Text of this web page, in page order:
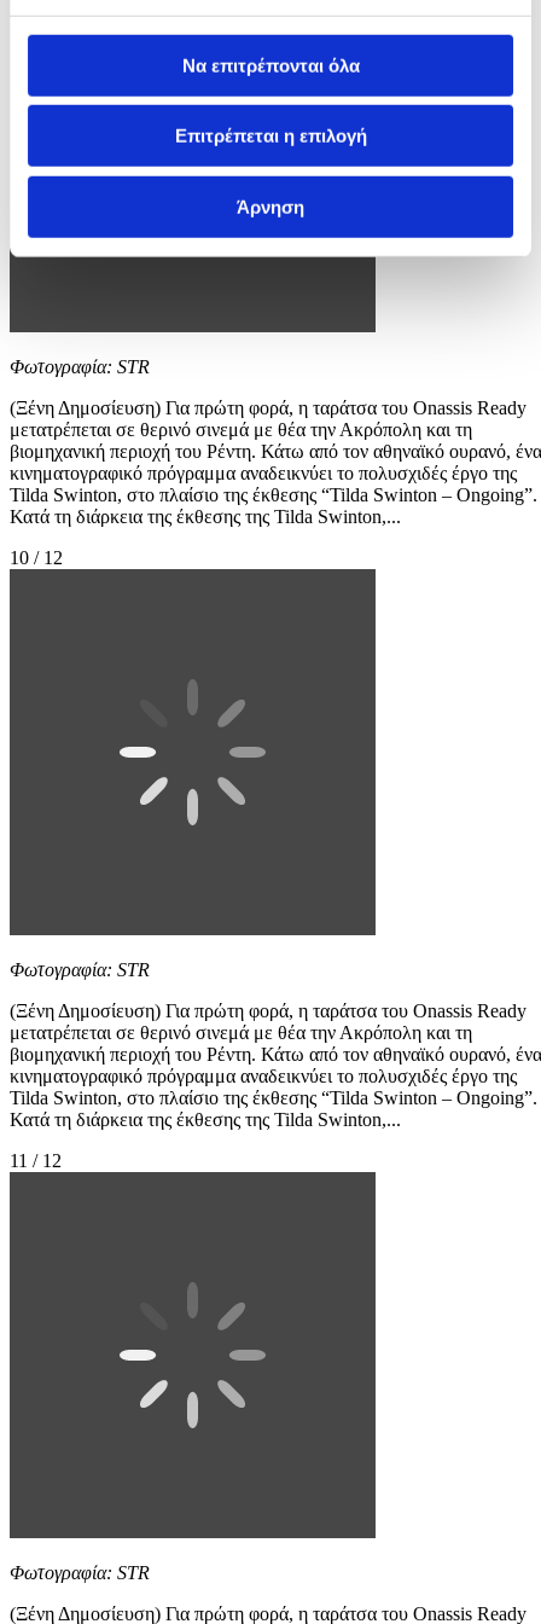
Να επιτρέπονται όλα
Επιτρέπεται η επιλογή
Άρνηση
Φωτογραφία: STR
(Ξένη Δημοσίευση) Για πρώτη φορά, η ταράτσα του Onassis Ready
μετατρέπεται σε θερινό σινεμά με θέα την Ακρόπολη και τη
βιομηχανική περιοχή του Ρέντη. Κάτω από τον αθηναϊκό ουρανό, ένα
κινηματογραφικό πρόγραμμα αναδεικνύει το πολυσχιδές έργο της
Tilda Swinton, στο πλαίσιο της έκθεσης “Tilda Swinton – Ongoing”.
Κατά τη διάρκεια της έκθεσης της Tilda Swinton,...
10 / 12
Φωτογραφία: STR
(Ξένη Δημοσίευση) Για πρώτη φορά, η ταράτσα του Onassis Ready
μετατρέπεται σε θερινό σινεμά με θέα την Ακρόπολη και τη
βιομηχανική περιοχή του Ρέντη. Κάτω από τον αθηναϊκό ουρανό, ένα
κινηματογραφικό πρόγραμμα αναδεικνύει το πολυσχιδές έργο της
Tilda Swinton, στο πλαίσιο της έκθεσης “Tilda Swinton – Ongoing”.
Κατά τη διάρκεια της έκθεσης της Tilda Swinton,...
11 / 12
Φωτογραφία: STR
(Ξένη Δημοσίευση) Για πρώτη φορά, η ταράτσα του Onassis Ready